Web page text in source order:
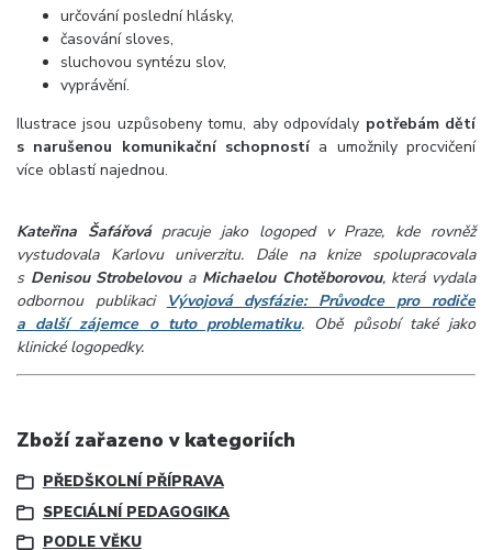
určování poslední hlásky,
časování sloves,
sluchovou syntézu slov,
vyprávění.
Ilustrace jsou uzpůsobeny tomu, aby odpovídaly potřebám dětí
s narušenou komunikační schopnostía umožnily procvičení
více oblastí najednou.
Kateřina Šafářová pracuje jako logoped v Praze, kde rovněž
vystudovala Karlovu univerzitu. Dále na knize spolupracovala
s Denisou Strobelovou a Michaelou Chotěborovou, která vydala
odbornou publikaci Vývojová dysfázie: Průvodce pro rodiče
a další zájemce o tuto problematiku. Obě působí také jako
klinické logopedky.
Zboží zařazeno v kategoriích
PŘEDŠKOLNÍ PŘÍPRAVA
SPECIÁLNÍ PEDAGOGIKA
PODLE VĚKU